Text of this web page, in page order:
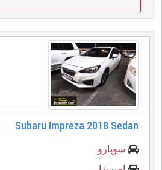
Subaru Impreza 2018 Sedan
سوبارو